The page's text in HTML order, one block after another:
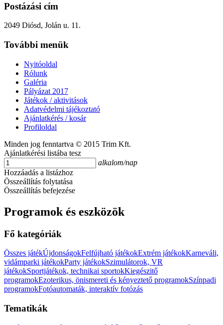
Postázási cím
2049 Diósd, Jolán u. 11.
További menük
Nyitóoldal
Rólunk
Galéria
Pályázat 2017
Játékok / aktivitások
Adatvédelmi tájékoztató
Ajánlatkérés / kosár
Profiloldal
Minden jog fenntartva © 2015 Trim Kft.
Ajánlatkérési listába tesz
alkalom/nap
Hozzáadás a listázhoz
Összeállítás folytatása
Összeállítás befejezése
Programok és eszközök
Fő kategóriák
Összes játékÚjdonságokFelfújható játékokExtrém játékokKarneváli,
vidámparki játékokParty játékokSzimulátorok, VR
játékokSportjátékok, technikai sportokKiegészitő
programokEzoterikus, önismereti és kényeztető programokSzínpadi
programokFotóautomaták, interaktív fotózás
Tematikák